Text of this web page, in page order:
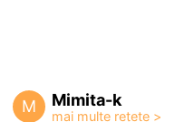
M Mimita-k